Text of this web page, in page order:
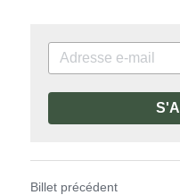
Billet précédent